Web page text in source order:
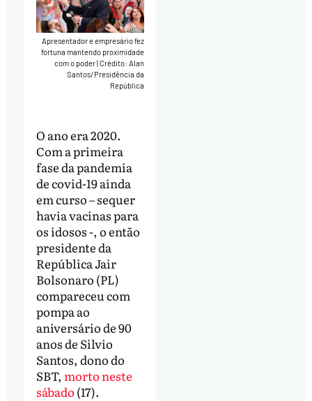
Apresentador e empresário fez
fortuna mantendo proximidade
com o poder|Crédito: Alan
Santos/Presidência da
República
O ano era 2020.
Com a primeira
fase da pandemia
de covid-19 ainda
em curso – sequer
havia vacinas para
os idosos -, o então
presidente da
República Jair
Bolsonaro (PL)
compareceu com
pompa ao
aniversário de 90
anos de Silvio
Santos, dono do
SBT, morto neste
sábado (17).